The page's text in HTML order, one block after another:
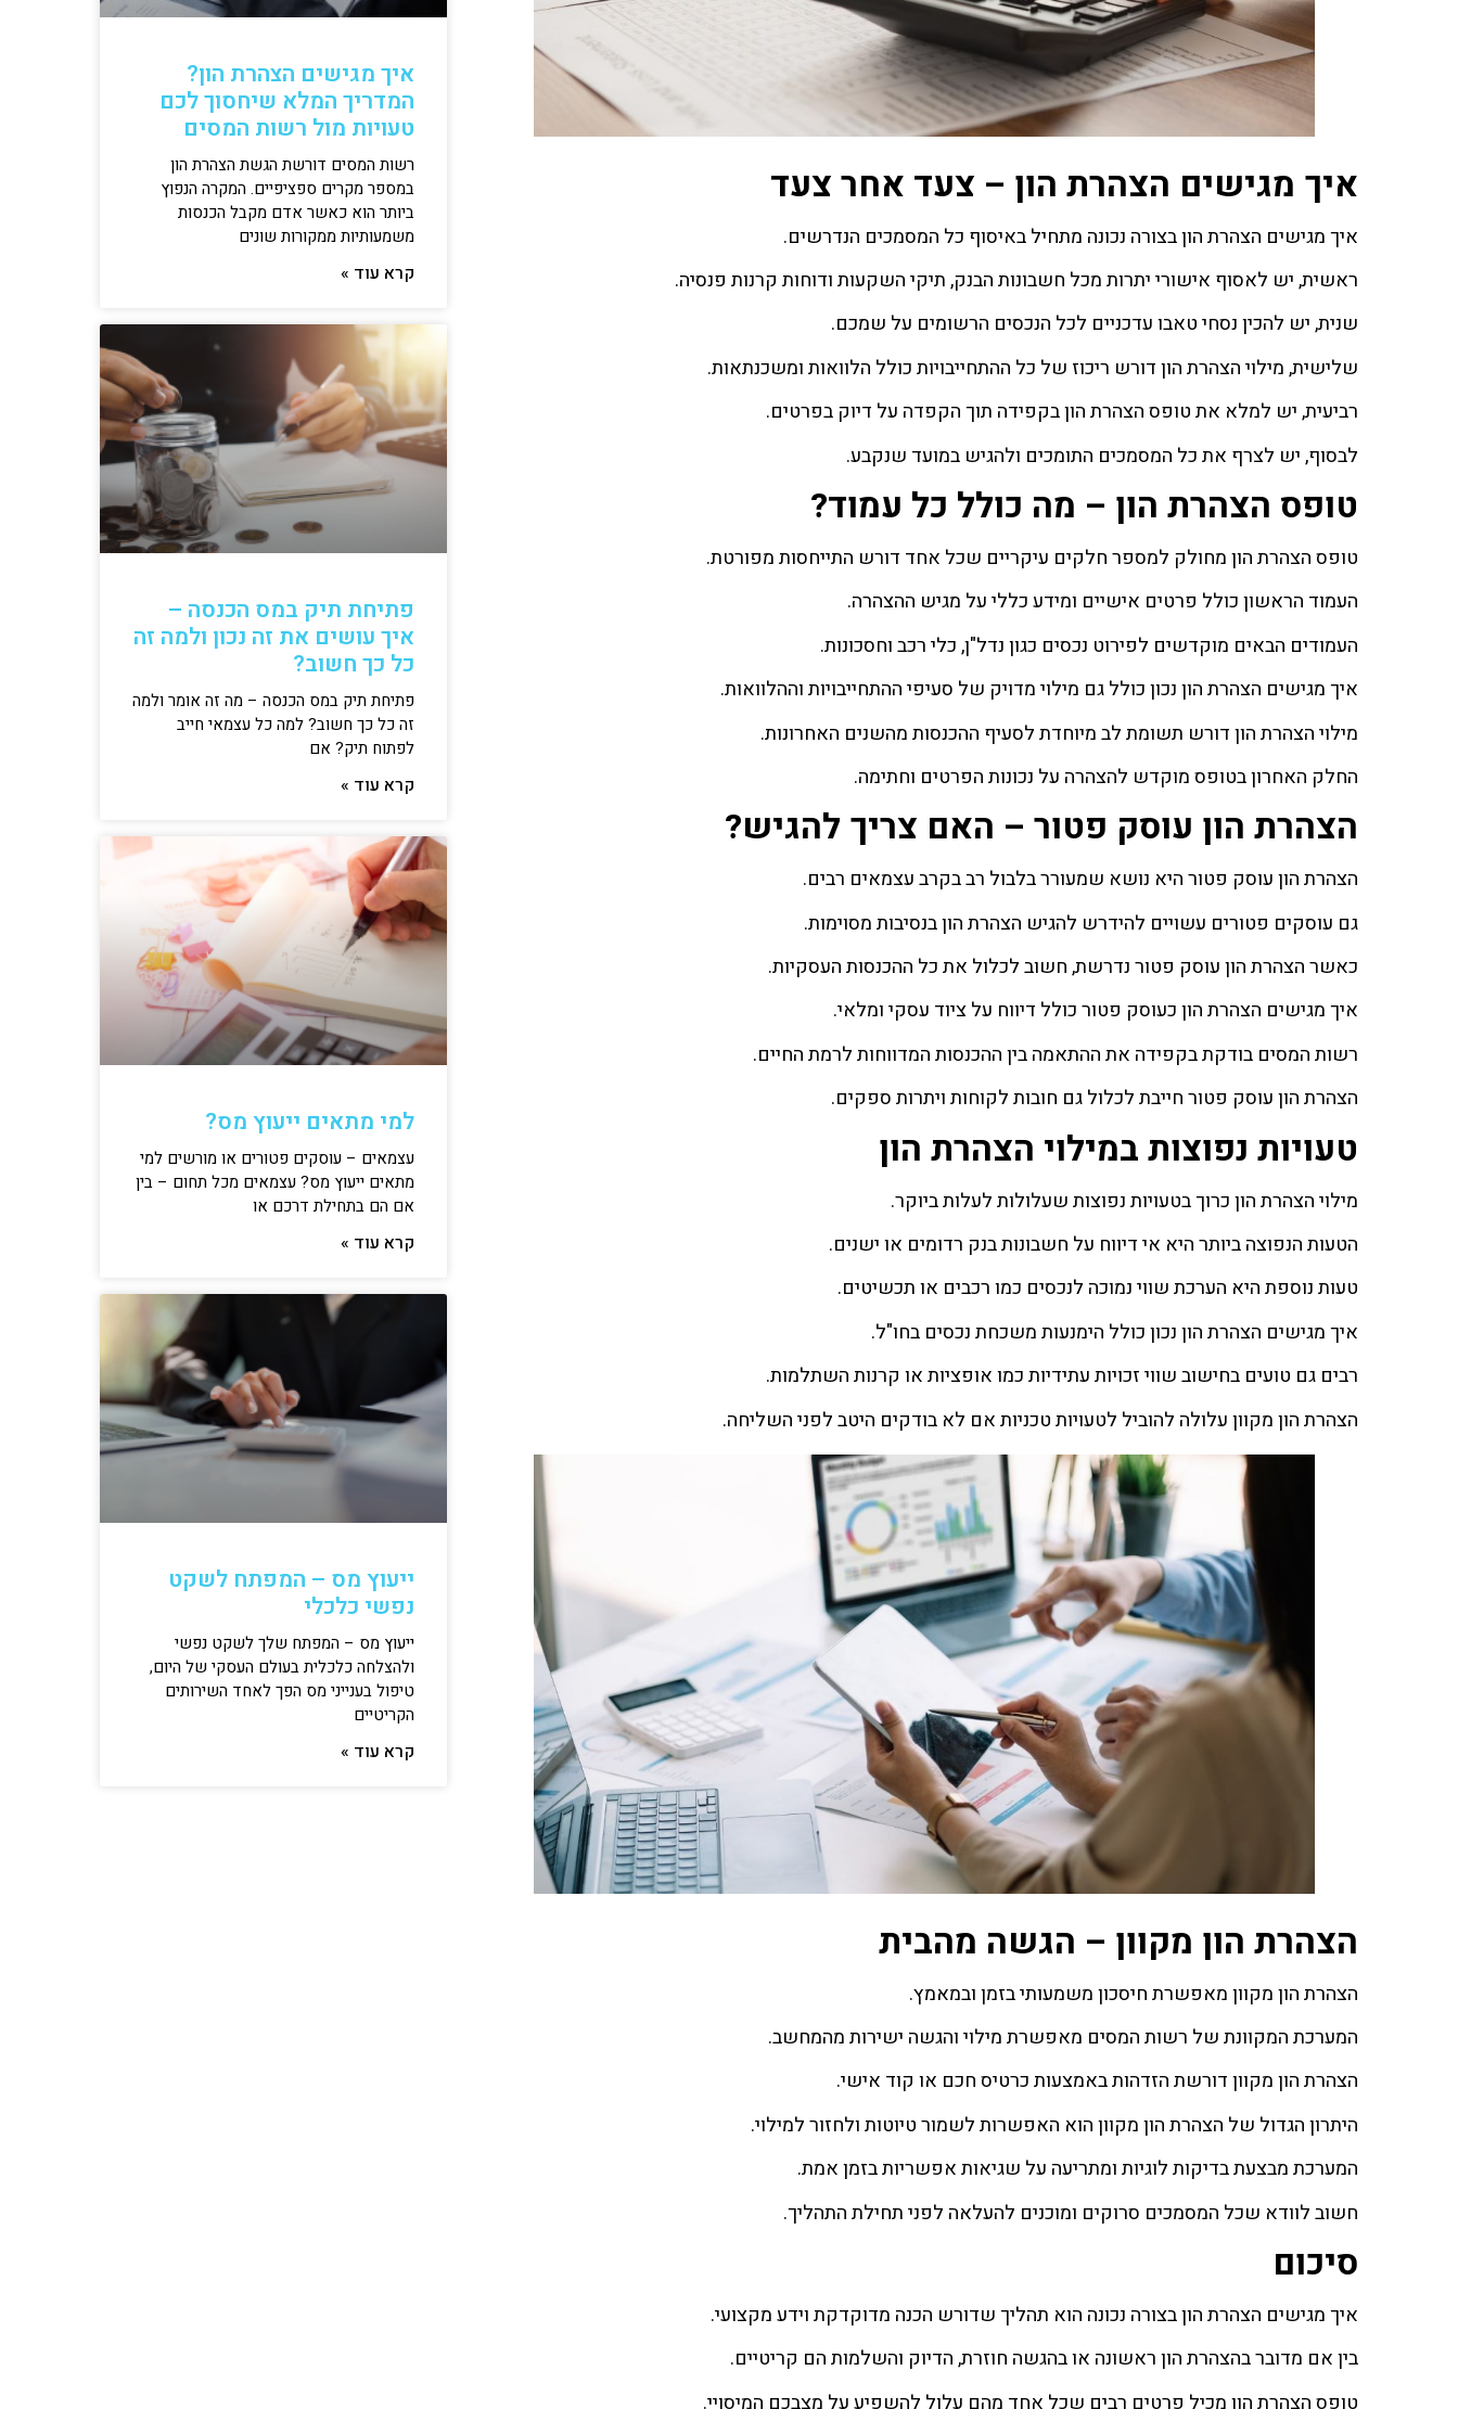
איך מגישים הצהרת הון – צעד אחר צעד
איך מגישים הצהרת הון בצורה נכונה מתחיל באיסוף כל המסמכים הנדרשים.
ראשית, יש לאסוף אישורי יתרות מכל חשבונות הבנק, תיקי השקעות ודוחות קרנות פנסיה.
שנית, יש להכין נסחי טאבו עדכניים לכל הנכסים הרשומים על שמכם.
שלישית, מילוי הצהרת הון דורש ריכוז של כל ההתחייבויות כולל הלוואות ומשכנתאות.
רביעית, יש למלא את טופס הצהרת הון בקפידה תוך הקפדה על דיוק בפרטים.
לבסוף, יש לצרף את כל המסמכים התומכים ולהגיש במועד שנקבע.
טופס הצהרת הון – מה כולל כל עמוד?
טופס הצהרת הון מחולק למספר חלקים עיקריים שכל אחד דורש התייחסות מפורטת.
העמוד הראשון כולל פרטים אישיים ומידע כללי על מגיש ההצהרה.
העמודים הבאים מוקדשים לפירוט נכסים כגון נדל"ן, כלי רכב וחסכונות.
איך מגישים הצהרת הון נכון כולל גם מילוי מדויק של סעיפי ההתחייבויות וההלוואות.
מילוי הצהרת הון דורש תשומת לב מיוחדת לסעיף ההכנסות מהשנים האחרונות.
החלק האחרון בטופס מוקדש להצהרה על נכונות הפרטים וחתימה.
הצהרת הון עוסק פטור – האם צריך להגיש?
הצהרת הון עוסק פטור היא נושא שמעורר בלבול רב בקרב עצמאים רבים.
גם עוסקים פטורים עשויים להידרש להגיש הצהרת הון בנסיבות מסוימות.
כאשר הצהרת הון עוסק פטור נדרשת, חשוב לכלול את כל ההכנסות העסקיות.
איך מגישים הצהרת הון כעוסק פטור כולל דיווח על ציוד עסקי ומלאי.
רשות המסים בודקת בקפידה את ההתאמה בין ההכנסות המדווחות לרמת החיים.
הצהרת הון עוסק פטור חייבת לכלול גם חובות לקוחות ויתרות ספקים.
טעויות נפוצות במילוי הצהרת הון
מילוי הצהרת הון כרוך בטעויות נפוצות שעלולות לעלות ביוקר.
הטעות הנפוצה ביותר היא אי דיווח על חשבונות בנק רדומים או ישנים.
טעות נוספת היא הערכת שווי נמוכה לנכסים כמו רכבים או תכשיטים.
איך מגישים הצהרת הון נכון כולל הימנעות משכחת נכסים בחו"ל.
רבים גם טועים בחישוב שווי זכויות עתידיות כמו אופציות או קרנות השתלמות.
הצהרת הון מקוון עלולה להוביל לטעויות טכניות אם לא בודקים היטב לפני השליחה.
הצהרת הון מקוון – הגשה מהבית
הצהרת הון מקוון מאפשרת חיסכון משמעותי בזמן ובמאמץ.
המערכת המקוונת של רשות המסים מאפשרת מילוי והגשה ישירות מהמחשב.
הצהרת הון מקוון דורשת הזדהות באמצעות כרטיס חכם או קוד אישי.
היתרון הגדול של הצהרת הון מקוון הוא האפשרות לשמור טיוטות ולחזור למילוי.
המערכת מבצעת בדיקות לוגיות ומתריעה על שגיאות אפשריות בזמן אמת.
חשוב לוודא שכל המסמכים סרוקים ומוכנים להעלאה לפני תחילת התהליך.
סיכום
איך מגישים הצהרת הון בצורה נכונה הוא תהליך שדורש הכנה מדוקדקת וידע מקצועי.
בין אם מדובר בהצהרת הון ראשונה או בהגשה חוזרת, הדיוק והשלמות הם קריטיים.
טופס הצהרת הון מכיל פרטים רבים שכל אחד מהם עלול להשפיע על מצבכם המיסויי.
איך מגישים הצהרת הון?
המדריך המלא שיחסוך לכם
טעויות מול רשות המסים
רשות המסים דורשת הגשת הצהרת הון
במספר מקרים ספציפיים. המקרה הנפוץ
ביותר הוא כאשר אדם מקבל הכנסות
משמעותיות ממקורות שונים
קרא עוד »
פתיחת תיק במס הכנסה –
איך עושים את זה נכון ולמה זה
כל כך חשוב?
פתיחת תיק במס הכנסה – מה זה אומר ולמה
זה כל כך חשוב? למה כל עצמאי חייב
לפתוח תיק? אם
קרא עוד »
למי מתאים ייעוץ מס?
עצמאים – עוסקים פטורים או מורשים למי
מתאים ייעוץ מס? עצמאים מכל תחום – בין
אם הם בתחילת דרכם או
קרא עוד »
ייעוץ מס – המפתח לשקט
נפשי כלכלי
ייעוץ מס – המפתח שלך לשקט נפשי
ולהצלחה כלכלית בעולם העסקי של היום,
טיפול בענייני מס הפך לאחד השירותים
הקריטיים
קרא עוד »